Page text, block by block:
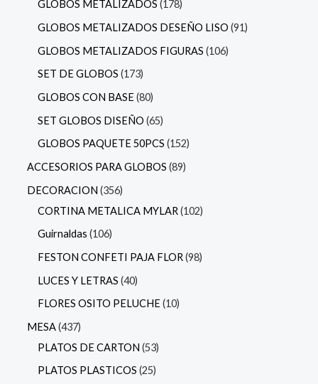
GLOBOS METALIZADOS 178
GLOBOS METALIZADOS DESEÑO LISO 91
GLOBOS METALIZADOS FIGURAS 106
SET DE GLOBOS 173
GLOBOS CON BASE 80
SET GLOBOS DISEÑO 65
GLOBOS PAQUETE 50PCS 152
ACCESORIOS PARA GLOBOS 89
DECORACION 356
CORTINA METALICA MYLAR 102
Guirnaldas 106
FESTON CONFETI PAJA FLOR 98
LUCES Y LETRAS 40
FLORES OSITO PELUCHE 10
MESA 437
PLATOS DE CARTON 53
PLATOS PLASTICOS 25